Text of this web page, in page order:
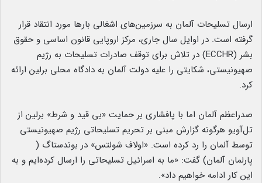
ارسال تسلیحات آلمان به سرزمین‌های اشغالی بارها مورد انتقاد قرار
گرفته است. در اوایل سال جاری، مرکز اروپایی قانون اساسی و حقوق
بشر (ECCHR) در تلاش برای توقف صادرات تسلیحات به رژیم
صهیونیستی، شکایتی را علیه دولت آلمان به دادگاه محلی برلین ارائه
کرد.
صدراعظم آلمان اما با پافشاری بر حمایت «بی قید و شرط» برلین از
تل‌آویو هرگونه گزارش مبنی بر تحریم تسلیحاتی رژیم صهیونیستی
توسط آلمان را رد کرده است. «اولاف شولتس» در بوندستاگ (
پارلمان آلمان) گفت: «ما به اسرائیل تسلیحاتی را ارسال کرده‌ایم و به
این کار ادامه خواهیم داد».